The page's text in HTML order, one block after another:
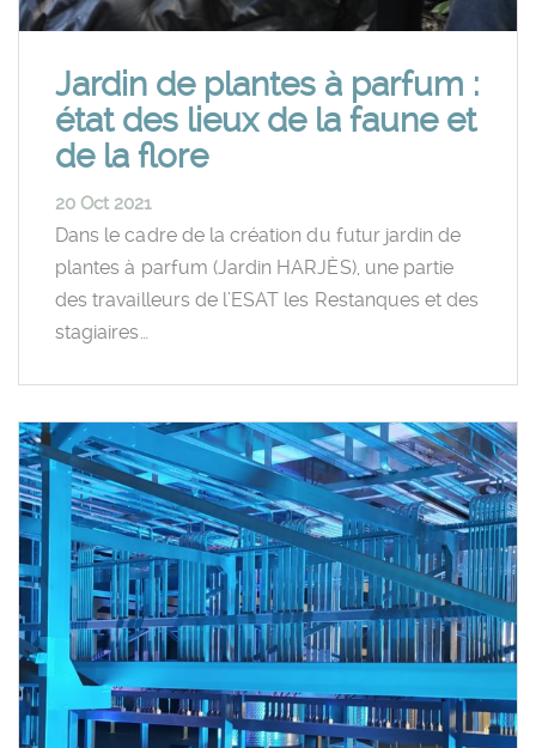
Jardin de plantes à parfum :
état des lieux de la faune et
de la flore
20 Oct 2021
Dans le cadre de la création du futur jardin de
plantes à parfum (Jardin HARJÈS), une partie
des travailleurs de l’ESAT les Restanques et des
stagiaires…